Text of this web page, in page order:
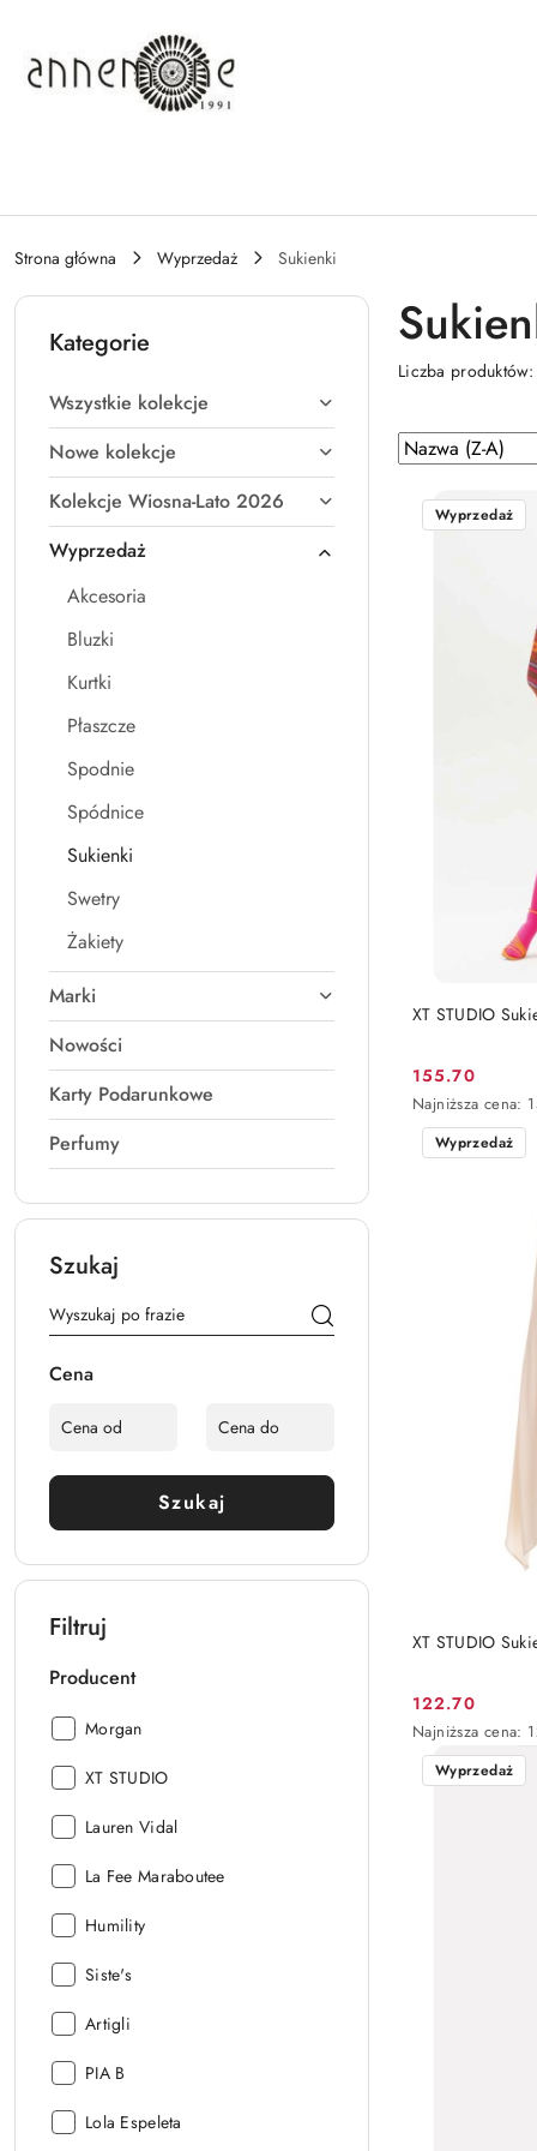
Strona główna Wyprzedaż Sukienki
Kategorie
Wszystkie kolekcje
Nowe kolekcje
Kolekcje Wiosna-Lato 2026
Wyprzedaż
Akcesoria
Bluzki
Kurtki
Płaszcze
Spodnie
Spódnice
Sukienki
Swetry
Żakiety
Marki
Nowości
Karty Podarunkowe
Perfumy
Szukaj
Cena
Szukaj
Filtruj
Producent
Producent:
Morgan
Producent:
XT STUDIO
Producent:
Lauren Vidal
Producent:
La Fee Maraboutee
Producent:
Humility
Producent:
Siste's
Producent:
Artigli
Producent:
PIA B
Producent:
Lola Espeleta
Liczba
Zastosowano
sortowanie:
Nazwa
Sortuj
według
XT STUDIO
Cena
promocyjna:
155.70
Najniższa
cena
Najniższa cena:
Wyprzedaż
XT STUDIO
Cena
promocyjna:
122.70
Najniższa
cena
Najniższa cena:
Wyprzedaż
Wyprzedaż